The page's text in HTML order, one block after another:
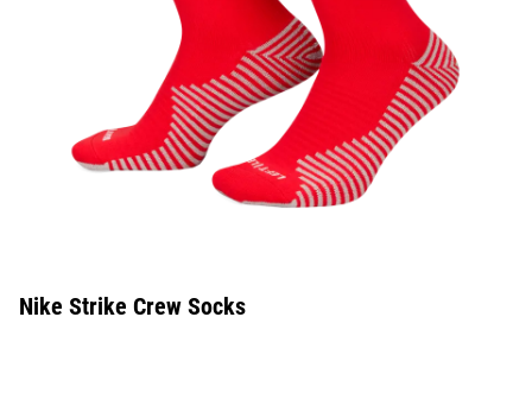
Nike Strike Crew Socks